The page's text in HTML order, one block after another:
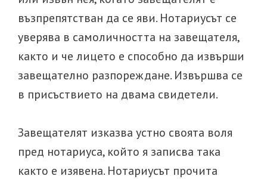
възпрепятстван да се яви. Нотариусът се
уверява в самоличността на завещателя,
както и че лицето е способно да извърши
завещателно разпореждане. Извършва се
в присъствието на двама свидетели.
Завещателят изказва устно своята воля
пред нотариуса, който я записва така
както е изявена. Нотариусът прочита